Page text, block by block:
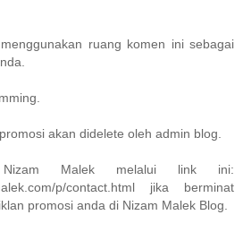
ruang komen ini sebagai
akan didelete oleh admin blog.
Malek melalui link ini:
p/contact.html jika berminat
promosi anda di Nizam Malek Blog.